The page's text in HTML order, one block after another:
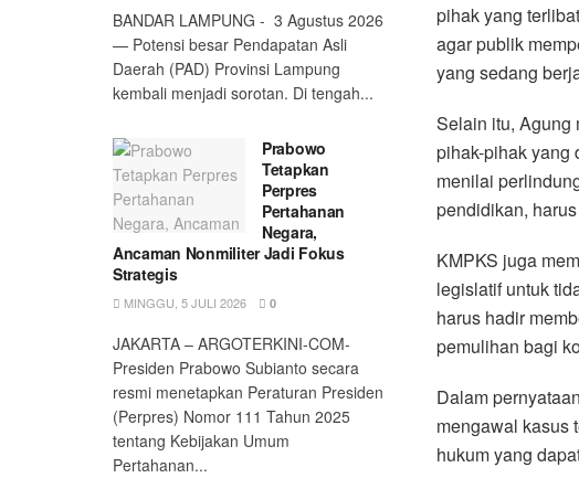
pihak yang
agar publik
yang sedang
Selain itu, Agung
pihak-pihak yang
menilai
pendidikan,
KMPKS juga
legislatif untuk
harus hadir
pemulihan bagi
Dalam
mengawal kasus
hukum yang
BANDAR LAMPUNG - 3 Agustus 2026
— Potensi besar Pendapatan Asli
Daerah (PAD) Provinsi Lampung
kembali menjadi sorotan. Di tengah...
Prabowo
Tetapkan
Perpres
Pertahanan
Negara,
Ancaman Nonmiliter Jadi Fokus
Strategis
MINGGU, 5 JULI 2026 0
JAKARTA – ARGOTERKINI-COM-
Presiden Prabowo Subianto secara
resmi menetapkan Peraturan Presiden
(Perpres) Nomor 111 Tahun 2025
tentang Kebijakan Umum
Pertahanan...